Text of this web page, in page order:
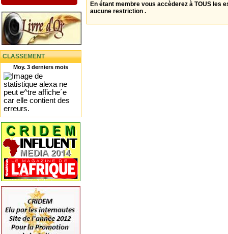
CLASSEMENT
Moy. 3 derniers mois
En étant membre vous accèderez à TOUS les
aucune restriction .